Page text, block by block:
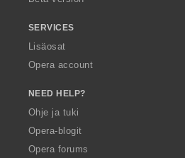
SERVICES
Lisäosat
Opera account
NEED HELP?
Ohje ja tuki
Opera-blogit
Opera forums